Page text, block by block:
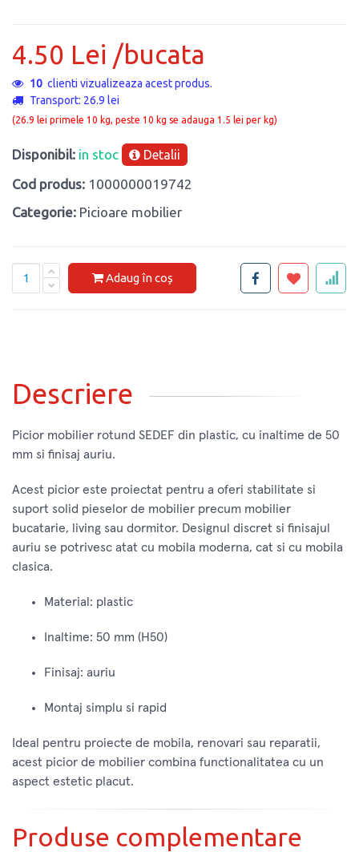
4.50 Lei /bucata
4clienti vizualizeaza acest produs.
Transport: 26.9 lei
(26.9 lei primele 10 kg, peste 10 kg se adauga 1.5 lei per kg)
Disponibil: in stoc Detalii
Cod produs: 1000000019742
Categorie: Picioare mobilier
Adaug în coș
Descriere
Picior mobilier rotund SEDEF din plastic, cu inaltime de 50
mm si finisaj auriu.
Acest picior este proiectat pentru a oferi stabilitate si
suport solid pieselor de mobilier precum mobilier
bucatarie, living sau dormitor. Designul discret si finisajul
auriu se potrivesc atat cu mobila moderna, cat si cu mobila
clasica.
Material: plastic
Inaltime: 50 mm (H50)
Finisaj: auriu
Montaj simplu si rapid
Ideal pentru proiecte de mobila, renovari sau reparatii,
acest picior de mobilier combina functionalitatea cu un
aspect estetic placut.
Produse complementare